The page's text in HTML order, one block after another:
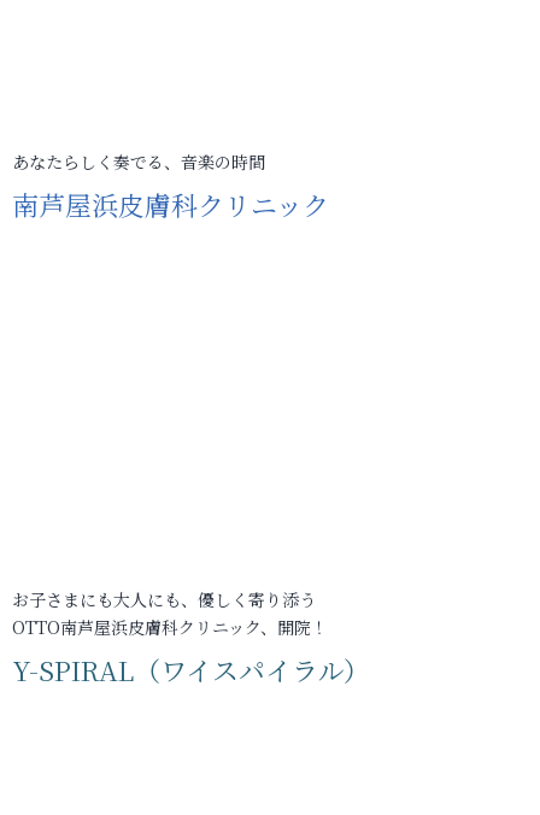
あなたらしく奏でる、音楽の時間
南芦屋浜皮膚科クリニック
お子さまにも大人にも、優しく寄り添う
OTTO南芦屋浜皮膚科クリニック、開院！
Y-SPIRAL（ワイスパイラル）